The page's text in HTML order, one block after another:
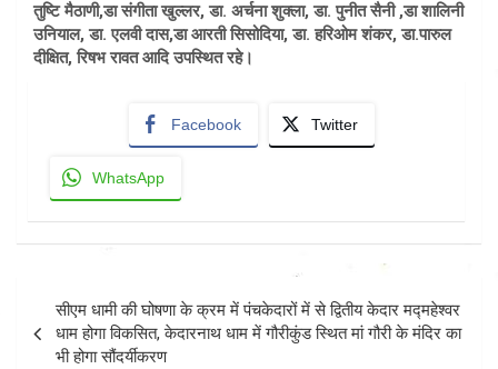
तुष्टि मैठाणी,डा संगीता खुल्लर, डा. अर्चना शुक्ला, डा. पुनीत सैनी ,डा शालिनी
उनियाल, डा. एलवी दास,डा आरती सिसोदिया, डा. हरिओम शंकर, डा.पारुल
दीक्षित, रिषभ रावत आदि उपस्थित रहे।
Facebook Twitter
WhatsApp
Post
navigation
सीएम धामी की घोषणा के क्रम में पंचकेदारों में से द्वितीय केदार मद्महेश्वर
धाम होगा विकसित, केदारनाथ धाम में गौरीकुंड स्थित मां गौरी के मंदिर का
भी होगा सौंदर्यीकरण